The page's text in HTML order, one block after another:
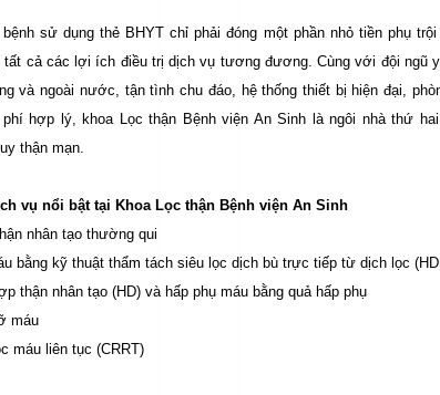
sử dụng thẻ BHYT chỉ phải đóng một phần nhỏ tiền phụ
tất cả các lợi ích điều trị dịch vụ tương đương. Cùng với đội ngũ
và ngoài nước, tận tình chu đáo, hệ thống thiết bị hiện đại,
hợp lý, khoa Lọc thận Bệnh viện An Sinh là ngôi nhà thứ
thận mạn.
vụ nổi bật tại Khoa Lọc thận Bệnh viện An Sinh
nhân tạo thường qui
bằng kỹ thuật thẩm tách siêu lọc dịch bù trực tiếp từ dịch lọc
thận nhân tạo (HD) và hấp phụ máu bằng quả hấp phụ
máu
máu liên tục (CRRT)